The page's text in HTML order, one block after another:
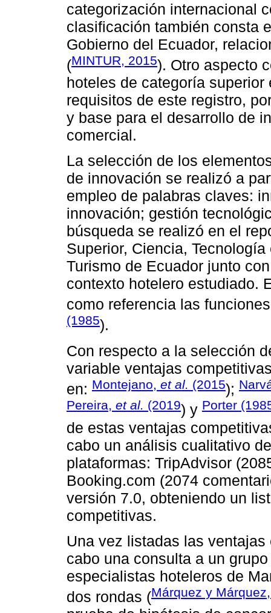
categorización internacional
clasificación también consta
Gobierno del Ecuador,
(MINTUR, 2015). Otro aspecto
hoteles de categoría
requisitos de este registro,
y base para el desarrollo de
comercial.
La selección de los
de innovación se realizó a
empleo de palabras claves:
innovación; gestión
búsqueda se realizó en el
Superior, Ciencia,
Turismo de Ecuador junto
contexto hotelero estudiado.
como referencia las
(1985).
Con respecto a la selección
variable ventajas
en: Montejano, et al. (2015);
Pereira, et al. (2019) y Porter
de estas ventajas
cabo un análisis cualitativo
plataformas: TripAdvisor
Booking.com (2074
versión 7.0, obteniendo un
competitivas.
Una vez listadas las
cabo una consulta a un
especialistas hoteleros de
dos rondas (Márquez y